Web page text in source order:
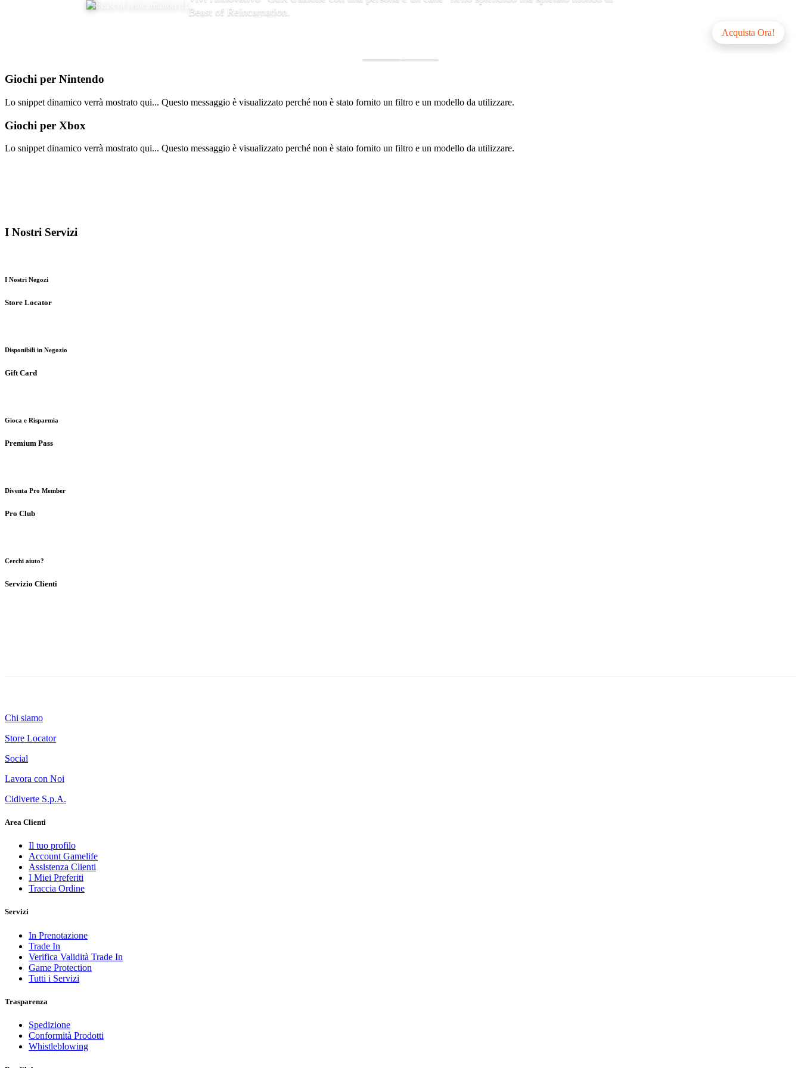
Beast of Reincarnation.
Acquista Ora!
Giochi per Nintendo
Lo snippet dinamico verrà mostrato qui... Questo messaggio è visualizzato perché non è stato fornito un filtro e un modello da utilizzare.
Giochi per Xbox
Lo snippet dinamico verrà mostrato qui... Questo messaggio è visualizzato perché non è stato fornito un filtro e un modello da utilizzare.
I Nostri Servizi
I Nostri Negozi
Store Locator
Disponibili in Negozio
Gift Card
Gioca e Risparmia
Premium Pass
Diventa Pro Member
Pro Club
Cerchi aiuto?
Servizio Clienti
Chi siamo
Store Locator
Social
Lavora con Noi
Cidiverte S.p.A.
Area Clienti
Il tuo profilo
Account Gamelife
Assistenza Clienti
I Miei Preferiti
Traccia Ordine
Servizi
In Prenotazione
Trade In
Verifica Validità Trade In
Game Protection
Tutti i Servizi
Trasparenza
Spedizione
Conformità Prodotti
Whistleblowing